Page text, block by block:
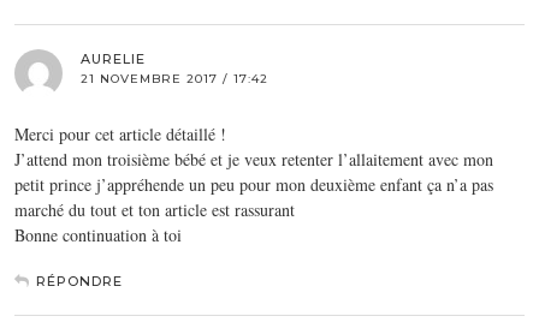
AURELIE
21 NOVEMBRE 2017 / 17:42
Merci pour cet article détaillé !
J’attend mon troisième bébé et je veux retenter l’allaitement avec mon
petit prince j’appréhende un peu pour mon deuxième enfant ça n’a pas
marché du tout et ton article est rassurant
Bonne continuation à toi
RÉPONDRE